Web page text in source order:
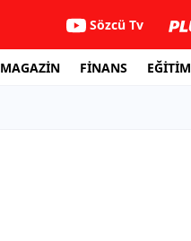
Sözcü Tv
MAGAZİN FİNANS EĞİTİM